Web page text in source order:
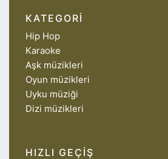
KATEGORI
Hip Hop
Karaoke
Aşk müzikleri
Oyun müzikleri
Uyku müziği
Dizi müzikleri
HIZLI GEÇIŞ